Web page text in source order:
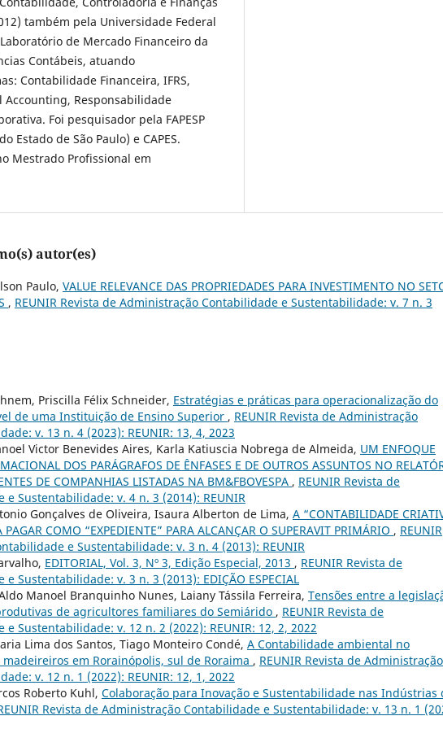
também pela Universidade Federal
de Mercado Financeiro da
Contábeis, atuando
Contabilidade Financeira, IFRS,
Accounting, Responsabilidade
Foi pesquisador pela FAPESP
Estado de São Paulo) e CAPES.
Mestrado Profissional em
autor(es)
Paulo, VALUE RELEVANCE DAS PROPRIEDADES PARA INVESTIMENTO NO
, REUNIR Revista de Administração Contabilidade e Sustentabilidade: v. 7 n. 3
Priscilla Félix Schneider, Estratégias e práticas para operacionalização do
de uma Instituição de Ensino Superior , REUNIR Revista de Administração
v. 13 n. 4 (2023): REUNIR: 13, 4, 2023
Victor Benevides Aires, Karla Katiuscia Nobrega de Almeida, UM ENFOQUE
DOS PARÁGRAFOS DE ÊNFASES E DE OUTROS ASSUNTOS NO
DE COMPANHIAS LISTADAS NA BM&FBOVESPA , REUNIR Revista de
Sustentabilidade: v. 4 n. 3 (2014): REUNIR
Gonçalves de Oliveira, Isaura Alberton de Lima, A “CONTABILIDADE
COMO “EXPEDIENTE” PARA ALCANÇAR O SUPERAVIT PRIMÁRIO , REUNIR
e Sustentabilidade: v. 3 n. 4 (2013): REUNIR
EDITORIAL, Vol. 3, Nº 3, Edição Especial, 2013 , REUNIR Revista de
Sustentabilidade: v. 3 n. 3 (2013): EDIÇÃO ESPECIAL
Manoel Branquinho Nunes, Laiany Tássila Ferreira, Tensões entre a
de agricultores familiares do Semiárido , REUNIR Revista de
Sustentabilidade: v. 12 n. 2 (2022): REUNIR: 12, 2, 2022
Lima dos Santos, Tiago Monteiro Condé, A Contabilidade ambiental no
em Rorainópolis, sul de Roraima , REUNIR Revista de Administração
v. 12 n. 1 (2022): REUNIR: 12, 1, 2022
Roberto Kuhl, Colaboração para Inovação e Sustentabilidade nas Indústrias
Revista de Administração Contabilidade e Sustentabilidade: v. 13 n. 1